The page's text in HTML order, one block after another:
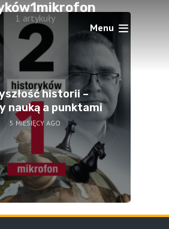
Menu
1 artykuły
historii –
nauką a punktami
5 MIESIĘCY AGO